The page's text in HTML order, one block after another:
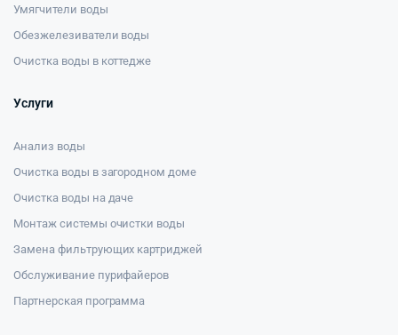
Умягчители воды
Обезжелезиватели воды
Очистка воды в коттедже
Услуги
Анализ воды
Очистка воды в загородном доме
Очистка воды на даче
Монтаж системы очистки воды
Замена фильтрующих картриджей
Обслуживание пурифайеров
Партнерская программа